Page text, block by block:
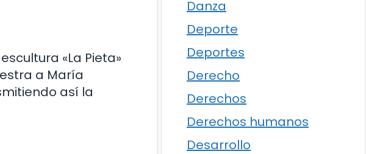
«La Pieta»
a María
así la
Danza
Deporte
Deportes
Derecho
Derechos
Derechos humanos
Desarrollo